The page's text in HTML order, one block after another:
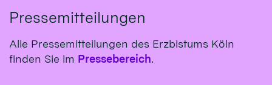
Pressemitteilungen
Alle Pressemitteilungen des Erzbistums Köln
finden Sie im Pressebereich.